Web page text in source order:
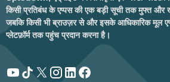
किसी प्रतिबंध के एप्पस की एक बड़ी सूची तक मुफ्त और
जबकि किसी भी ब्राउज़र से और इसके आधिकारिक मूल
प्लेटफ़ॉर्म तक पहुंच प्रदान करना है।